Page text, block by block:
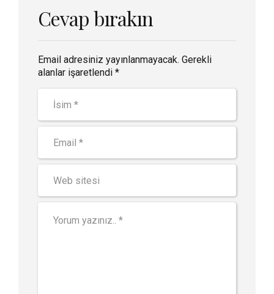
Cevap bırakın
Email adresiniz yayınlanmayacak. Gerekli
alanlar işaretlendi *